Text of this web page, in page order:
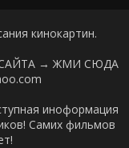
кинокартин.
→ ЖМИ СЮДА
иноформация
Самих фильмов